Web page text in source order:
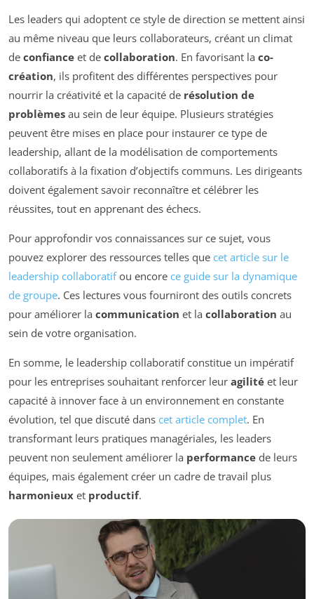
Les leaders qui adoptent ce style de direction se mettent ainsi
au même niveau que leurs collaborateurs, créant un climat
de confiance et de collaboration. En favorisant la co-
création, ils profitent des différentes perspectives pour
nourrir la créativité et la capacité de résolution de
problèmes au sein de leur équipe. Plusieurs stratégies
peuvent être mises en place pour instaurer ce type de
leadership, allant de la modélisation de comportements
collaboratifs à la fixation d’objectifs communs. Les dirigeants
doivent également savoir reconnaître et célébrer les
réussites, tout en apprenant des échecs.
Pour approfondir vos connaissances sur ce sujet, vous
pouvez explorer des ressources telles que cet article sur le
leadership collaboratifou encore ce guide sur la dynamique
de groupe. Ces lectures vous fourniront des outils concrets
pour améliorer la communication et la collaboration au
sein de votre organisation.
En somme, le leadership collaboratif constitue un impératif
pour les entreprises souhaitant renforcer leur agilité et leur
capacité à innover face à un environnement en constante
évolution, tel que discuté dans cet article complet. En
transformant leurs pratiques managériales, les leaders
peuvent non seulement améliorer la performance de leurs
équipes, mais également créer un cadre de travail plus
harmonieux et productif.